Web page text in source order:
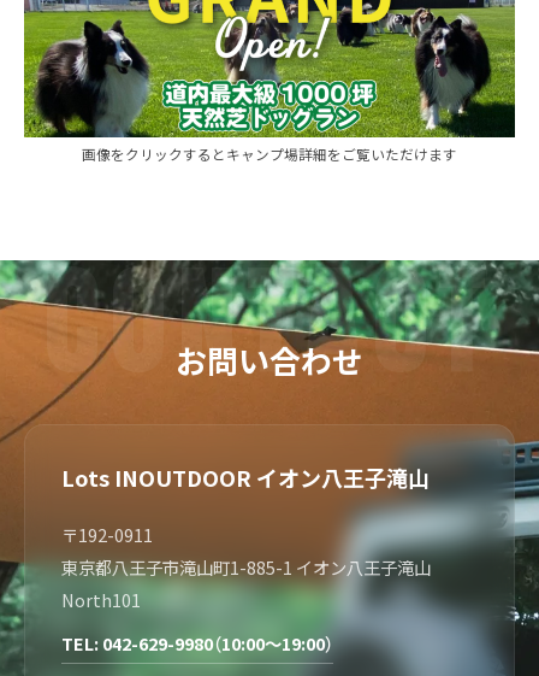
画像をクリックするとキャンプ場詳細をご覧いただけます
お問い合わせ
Lots INOUTDOOR イオン八王子滝山
〒192-0911
東京都八王子市滝山町1-885-1 イオン八王子滝山
North101
TEL: 042-629-9980（10:00～19:00）